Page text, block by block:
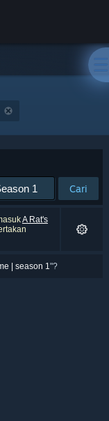
Cari
A Rat's
| season 1"?